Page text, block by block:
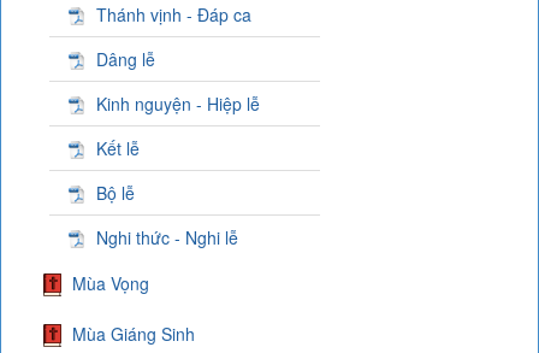
Thánh vịnh - Đáp ca
Dâng lễ
Kinh nguyện - Hiệp lễ
Kết lễ
Bộ lễ
Nghi thức - Nghi lễ
Mùa Vọng
Mùa Giáng Sinh